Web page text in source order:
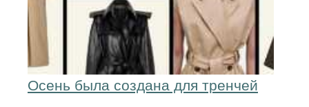
Осень была создана для тренчей